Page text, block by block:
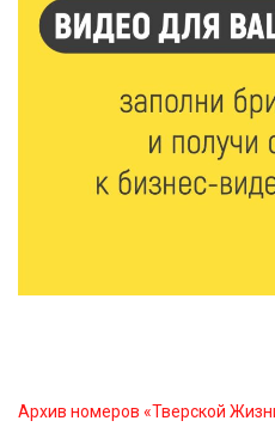
6 Авг 2026 13:38 239
Виталий Королев:
спортивной столицей
6 Авг 2026 13:02 256
Архив номеров «Тверской